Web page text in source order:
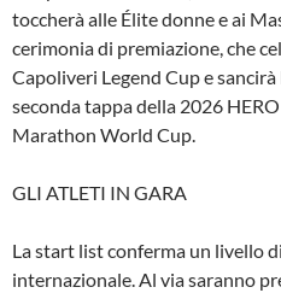
toccherà alle Élite donne e ai
cerimonia di premiazione, che
Capoliveri Legend Cup e
seconda tappa della 2026
Marathon World Cup.
GLI ATLETI IN GARA
La start list conferma un livello
internazionale. Al via saranno